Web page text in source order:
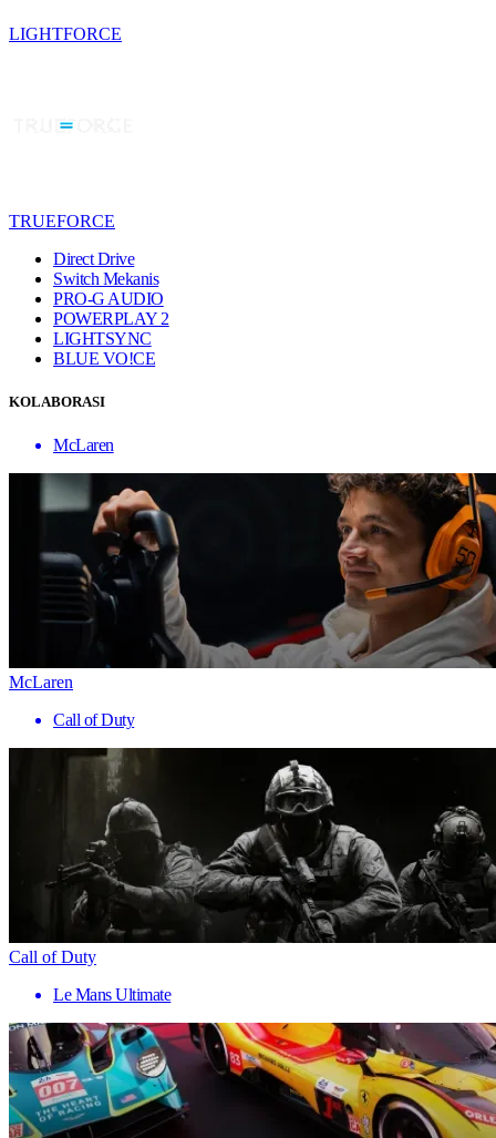
LIGHTFORCE
TRUEFORCE
Direct Drive
Switch Mekanis
PRO-G AUDIO
POWERPLAY 2
LIGHTSYNC
BLUE VO!CE
KOLABORASI
McLaren
McLaren
Call of Duty
Call of Duty
Le Mans Ultimate